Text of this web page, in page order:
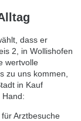
dass er
2, in Wollishofen
wertvolle
zu uns kommen,
in Kauf
Hand:
Arztbesuche